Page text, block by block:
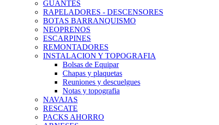
GUANTES
RAPELADORES - DESCENSORES
BOTAS BARRANQUISMO
NEOPRENOS
ESCARPINES
REMONTADORES
INSTALACION Y TOPOGRAFIA
Bolsas de Equipar
Chapas y plaquetas
Reuniones y descuelgues
Notas y topografia
NAVAJAS
RESCATE
PACKS AHORRO